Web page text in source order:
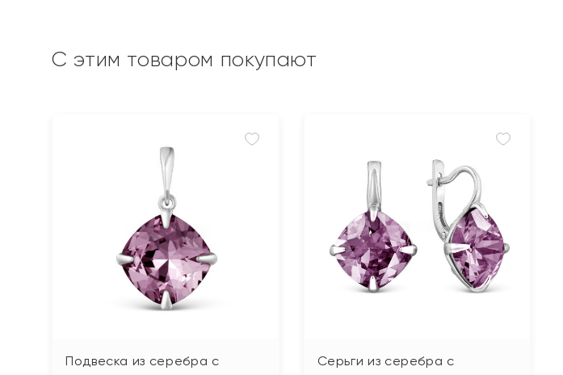
С этим товаром покупают
Подвеска из серебра с
Серьги из серебра с